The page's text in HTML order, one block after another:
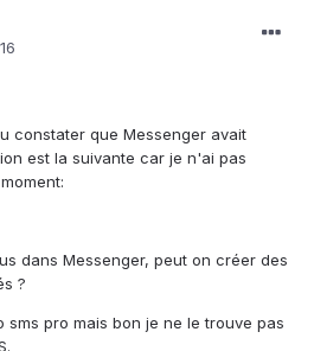
constater que Messenger avait
est la suivante car je n'ai pas
dans Messenger, peut on créer des
?
sms pro mais bon je ne le trouve pas